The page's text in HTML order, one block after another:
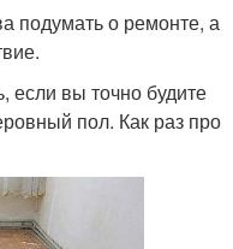
подумать о ремонте, а
если вы точно будите
пол. Как раз про